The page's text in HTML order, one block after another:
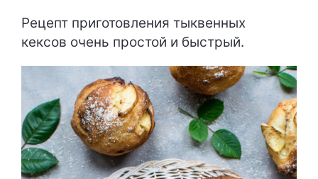
Рецепт приготовления тыквенных
кексов очень простой и быстрый.